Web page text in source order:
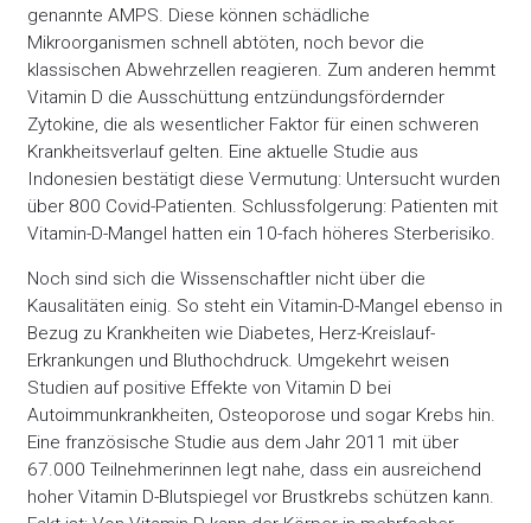
genannte AMPS. Diese können schädliche
Mikroorganismen schnell abtöten, noch bevor die
klassischen Abwehrzellen reagieren. Zum anderen hemmt
Vitamin D die Ausschüttung entzündungsfördernder
Zytokine, die als wesentlicher Faktor für einen schweren
Krankheitsverlauf gelten. Eine aktuelle Studie aus
Indonesien bestätigt diese Vermutung: Untersucht wurden
über 800 Covid-Patienten. Schlussfolgerung: Patienten mit
Vitamin-D-Mangel hatten ein 10-fach höheres Sterberisiko.
Noch sind sich die Wissenschaftler nicht über die
Kausalitäten einig. So steht ein Vitamin-D-Mangel ebenso in
Bezug zu Krankheiten wie Diabetes, Herz-Kreislauf-
Erkrankungen und Bluthochdruck. Umgekehrt weisen
Studien auf positive Effekte von Vitamin D bei
Autoimmunkrankheiten, Osteoporose und sogar Krebs hin.
Eine französische Studie aus dem Jahr 2011 mit über
67.000 Teilnehmerinnen legt nahe, dass ein ausreichend
hoher Vitamin D-Blutspiegel vor Brustkrebs schützen kann.